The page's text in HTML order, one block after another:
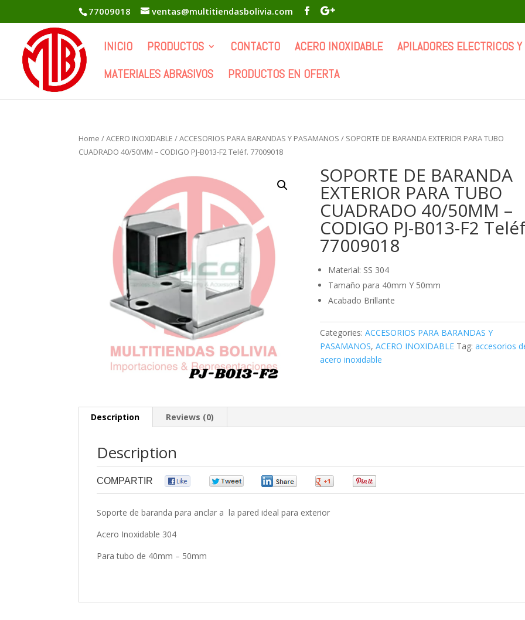
77009018 ventas@multitiendasbolivia.com
INICIO PRODUCTOS CONTACTO ACERO INOXIDABLE
APILADORES ELECTRICOS
MATERIALES ABRASIVOS
PRODUCTOS EN OFERTA
Home /ACERO INOXIDABLE /ACCESORIOS PARA BARANDAS Y PASAMANOS / SOPORTE DE BARANDA EXTERIOR PARA TUBO
CUADRADO 40/50MM – CODIGO PJ-B013-F2 Teléf. 77009018
SOPORTE DE BARANDA
EXTERIOR PARA TUBO
CUADRADO 40/50MM –
CODIGO PJ-B013-F2
77009018
Material: SS 304
Tamaño para 40mm Y 50mm
Acabado Brillante
Categories:ACCESORIOS PARA BARANDAS Y
PASAMANOS,ACERO INOXIDABLE Tag:accesorios
acero inoxidable
Description Reviews (0)
Description
COMPARTIR
Soporte de baranda para anclar a la pared ideal para exterior
Acero Inoxidable 304
Para tubo de 40mm – 50mm